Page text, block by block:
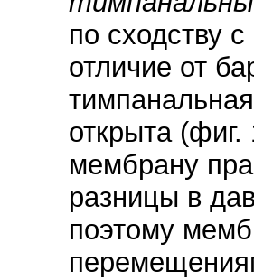
по сходству
отличие от
открыта
мембрану
разницы в
поэтому